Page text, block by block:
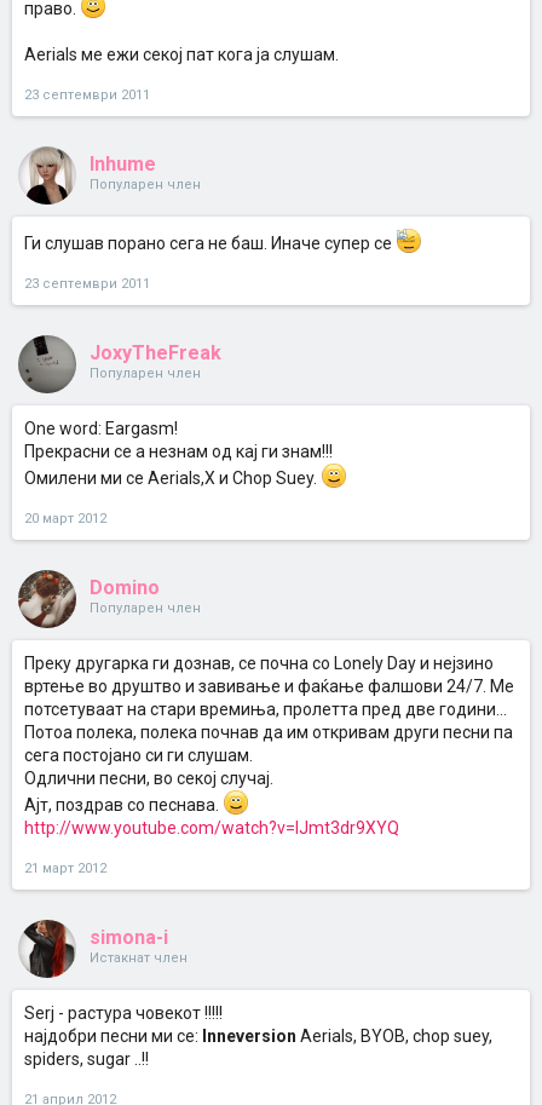
право.
Aerials ме ежи секој пат кога ја слушам.
23 септември 2011
Inhume
Популарен член
Ги слушав порано сега не баш. Иначе супер се
23 септември 2011
JoxyTheFreak
Популарен член
One word: Eargasm!
Прекрасни се а незнам од кај ги знам!!!
Oмилени ми се Aerials,X и Chop Suey.
20 март 2012
Domino
Популарен член
Преку другарка ги дознав, се почна со Lonely Day и нејзино
вртење во друштво и завивање и фаќање фалшови 24/7. Ме
потсетуваат на стари времиња, пролетта пред две години...
Потоа полека, полека почнав да им откривам други песни па
сега постојано си ги слушам.
Одлични песни, во секој случај.
Ајт, поздрав со песнава.
http://www.youtube.com/watch?v=IJmt3dr9XYQ
21 март 2012
simona-i
Истакнат член
Serj - растура човекот !!!!!
најдобри песни ми се: Inneversion Aerials, BYOB, chop suey,
spiders, sugar ..!!
21 април 2012